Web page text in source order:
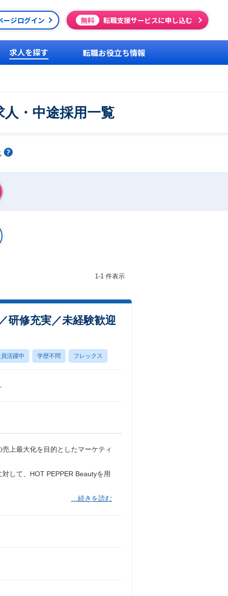
ージログイン 無料 転職支援サービスに申し込む
求人を探す 転職お役立ち情報
・中途採用一覧
1-1 件表示
研修充実／未経験歓迎
活躍中 学歴不問 フレックス
上最大化を目的としたマーケティ
して、HOT PEPPER Beautyを用
…続きを読む